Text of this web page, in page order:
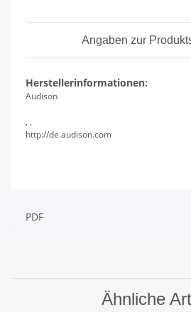
Angaben zur
Herstellerinformationen:
Audison
, ,
http://de.audison.com
PDF
Ähnliche